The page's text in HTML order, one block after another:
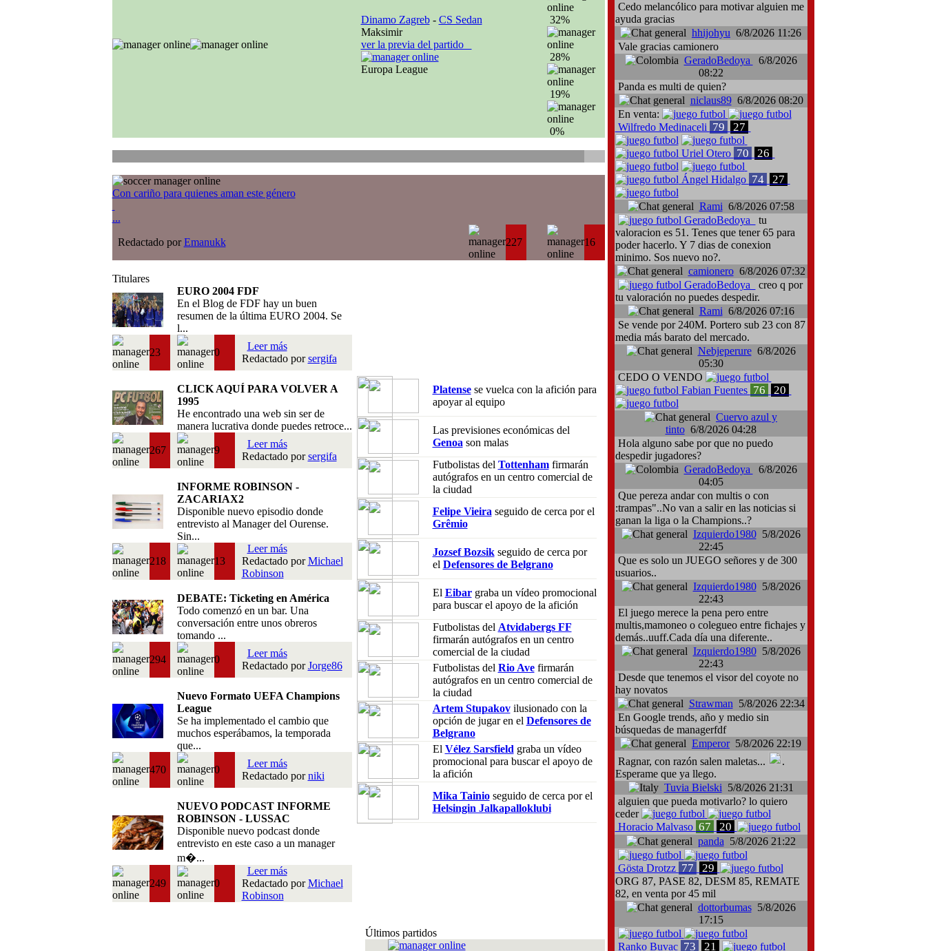
Dinamo Zagreb- CS Sedan
Maksimir
ver la previa del partido
Europa League
32%
28%
19%
0%
Con cariño para quienes aman este género
...
Redactado porEmanukk 227 16
Titulares
EURO 2004 FDF
En el Blog de FDF hay un buen
resumen de la última EURO 2004. Se
l...
23 0
Leer más
Redactado porsergifa
CLICK AQUÍ PARA VOLVER A
1995
He encontrado una web sin ser de
manera lucrativa donde puedes retroce...
267 9
Leer más
Redactado porsergifa
INFORME ROBINSON -
ZACARIAX2
Disponible nuevo episodio donde
entrevisto al Manager del Ourense.
Sin...
218 13
Leer más
Redactado porMichael
Robinson
DEBATE: Ticketing en América
Todo comenzó en un bar. Una
conversación entre unos obreros
tomando ...
294 0
Leer más
Redactado porJorge86
Nuevo Formato UEFA Champions
League
Se ha implementado el cambio que
muchos esperábamos, la temporada
que...
470 0
Leer más
Redactado porniki
NUEVO PODCAST INFORME
ROBINSON - LUSSAC
Disponible nuevo podcast donde
entrevisto en este caso a un manager
m�...
249 0
Leer más
Redactado porMichael
Robinson
Platensese vuelca con la afición para
apoyar al equipo
Las previsiones económicas del
Genoa son malas
Futbolistas del Tottenhamfirmarán
autógrafos en un centro comercial de
la ciudad
Felipe Vieira seguido de cerca por el
Grêmio
Jozsef Bozsikseguido de cerca por
el Defensores de Belgrano
El Eibargraba un vídeo promocional
para buscar el apoyo de la afición
Futbolistas del Atvidabergs FF
firmarán autógrafos en un centro
comercial de la ciudad
Futbolistas del Rio Avefirmarán
autógrafos en un centro comercial de
la ciudad
Artem Stupakovilusionado con la
opción de jugar en el Defensores de
Belgrano
El Vélez Sarsfield graba un vídeo
promocional para buscar el apoyo de
la afición
Mika Tainioseguido de cerca por el
Helsingin Jalkapalloklubi
Últimos partidos
Cedo melancólico para motivar alguien me
ayuda gracias
hhijohyu 6/8/2026 11:26
Vale gracias camionero
GeradoBedoya
6/8/2026
08:22
Panda es multi de quien?
niclaus896/8/2026 08:20
En venta:
Wilfredo Medinaceli 79 27
Uriel Otero 70 26
Ángel Hidalgo 74 27
Rami 6/8/2026 07:58
GeradoBedoya
tu
valoracion es 51. Tenes que tener 65 para
poder hacerlo. Y 7 dias de conexion
minimo. Sos nuevo no?.
camionero6/8/2026 07:32
GeradoBedoya
creo q por
tu valoración no puedes despedir.
Rami 6/8/2026 07:16
Se vende por 240M. Portero sub 23 con 87
media más barato del mercado.
Nebjeperure6/8/2026
05:30
CEDO O VENDO
Fabian Fuentes 76 20
Cuervo azul y
tinto6/8/2026 04:28
Hola alguno sabe por que no puedo
despedir jugadores?
GeradoBedoya
6/8/2026
04:05
Que pereza andar con multis o con
:trampas"..No van a salir en las noticias si
ganan la liga o la Champions..?
Izquierdo19805/8/2026
22:45
Que es solo un JUEGO señores y de 300
usuarios..
Izquierdo19805/8/2026
22:43
El juego merece la pena pero entre
multis,mamoneo o colegueo entre fichajes y
demás..uuff.Cada día una diferente..
Izquierdo19805/8/2026
22:43
Desde que tenemos el visor del coyote no
hay novatos
Strawman 5/8/2026 22:34
En Google trends, año y medio sin
búsquedas de managerfdf
Emperor5/8/2026 22:19
Ragnar, con razón salen maletas...
.
Esperame que ya llego.
Tuvia Bielski 5/8/2026 21:31
alguien que pueda motivarlo? lo quiero
ceder
Horacio Malvaso 67 20
panda 5/8/2026 21:22
Gösta Drotzz 77 29
ORG 87, PASE 82, DESM 85, REMATE
82, en venta por 45 mil
dottorbumas5/8/2026
17:15
Ranko Buvac 73 21